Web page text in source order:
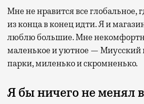
Мне не нравится все глобальное,
из конца в конец идти. Я и
люблю большие. Мне
маленькое и уютное — Миусский
парки, миленько и скромненько.
Я бы ничего не менял